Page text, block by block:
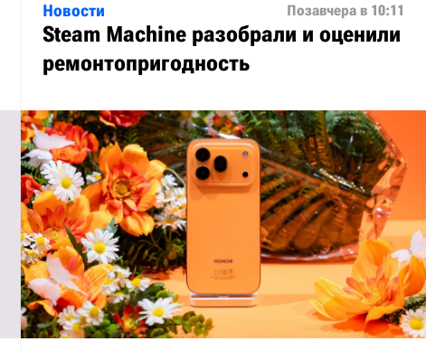
Новости Позавчера в 10:11
Steam Machine разобрали и оценили
ремонтопригодность